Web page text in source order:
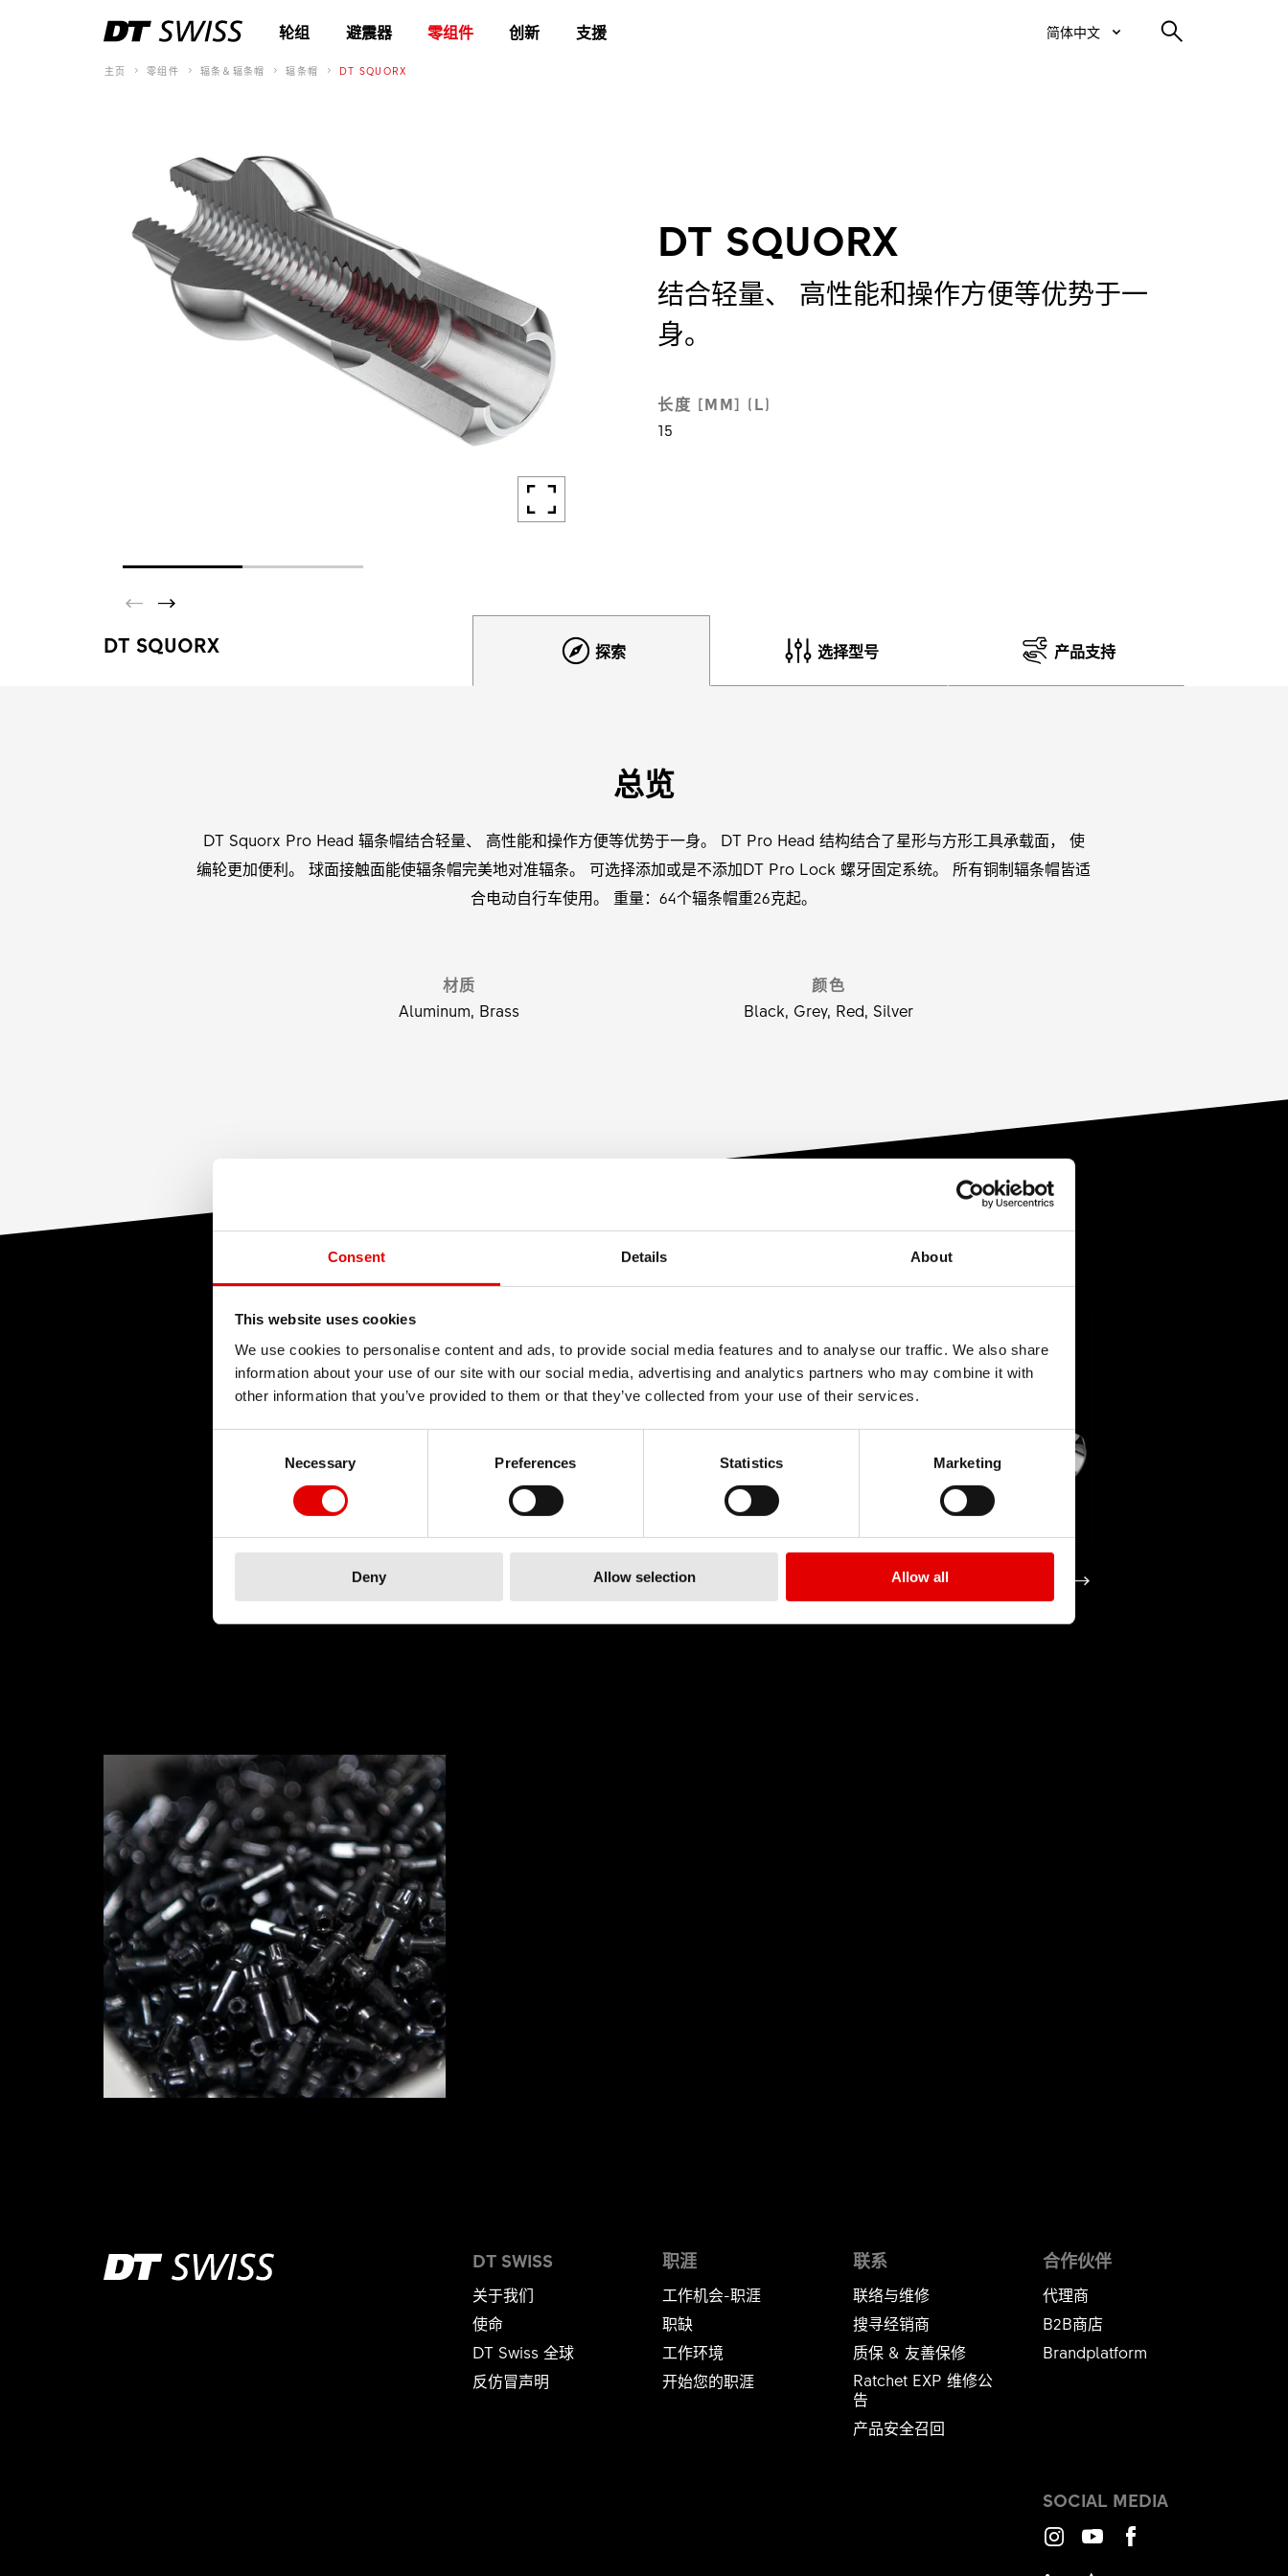
Consent Details About
This website uses cookies
We use cookies to personalise content and ads, to provide social media features and to analyse our traffic. We also share
information about your use of our site with our social media, advertising and analytics partners who may combine it with
other information that you’ve provided to them or that they’ve collected from your use of their services.
Necessary
Preferences Statistics Marketing
Deny Allow selection Allow all
轮组 避震器 零组件 创新 支援 简体中文
主页 零组件 辐条＆辐条帽 辐条帽 DT SQUORX
DT SQUORX
结合轻量、 高性能和操作方便等优势于一
身。
长度 [MM] (L)
15
DT SQUORX 探索 选择型号 产品支持
总览
DT Squorx Pro Head 辐条帽结合轻量、 高性能和操作方便等优势于一身。 DT Pro Head 结构结合了星形与方形工具承载面， 使
编轮更加便利。 球面接触面能使辐条帽完美地对准辐条。 可选择添加或是不添加DT Pro Lock 螺牙固定系统。 所有铜制辐条帽皆适
合电动自行车使用。 重量：64个辐条帽重26克起。
材质
Aluminum, Brass
颜色
Black, Grey, Red, Silver
技术
我们对于工程艺术深信不疑，并为了追求卓越的产
技术来不断地突破极限。
PROLOCK
DT SWISS
关于我们
使命
DT Swiss 全球
反仿冒声明
职涯
工作机会-职涯
职缺
工作环境
开始您的职涯
联系
联络与维修
搜寻经销商
质保 & 友善保修
Ratchet EXP 维修公
告​​​​​​​
产品安全召回
合作伙伴
代理商
B2B商店
Brandplatform
SOCIAL MEDIA